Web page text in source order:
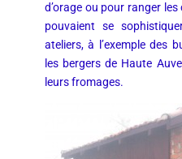
d’orage ou pour ranger
pouvaient se
ateliers, à l’exemple des
les bergers de Haute
leurs fromages.